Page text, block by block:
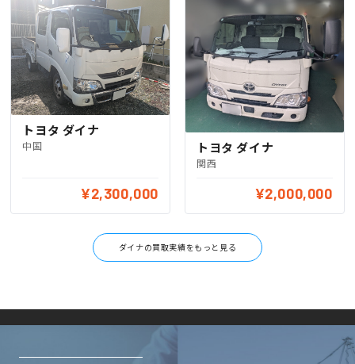
トヨタ ダイナ
中国
¥2,300,000
トヨタ ダイナ
関西
¥2,000,000
ダイナの買取実績をもっと見る